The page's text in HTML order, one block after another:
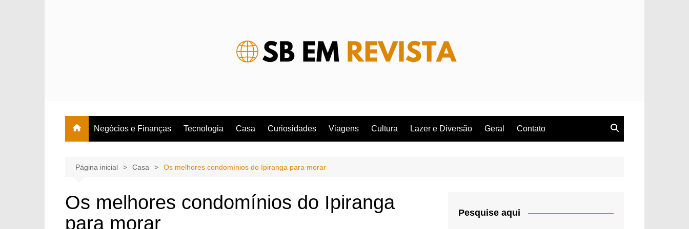
Negócios e Finanças Tecnologia Casa Curiosidades Viagens Cultura Lazer e Diversão Geral Contato
Página inicial Casa Os melhores condomínios do Ipiranga para morar
Os melhores condomínios do Ipiranga
para morar
Pesquise aqui